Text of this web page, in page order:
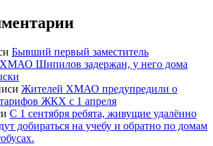
Бывший первый заместитель
ХМАО Шипилов задержан, у него дома
Жителей ХМАО предупредили о
ЖКХ с 1 апреля
С 1 сентября ребята, живущие удалённо
добираться на учебу и обратно по домам